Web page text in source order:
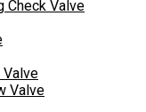
Check Valve
Valve
Valve